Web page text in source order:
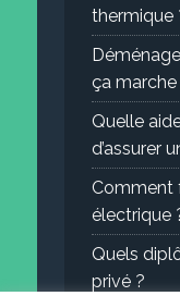
thermique
ça marche
Quelle
d’assurer
Comment
électrique
Quels
privé ?